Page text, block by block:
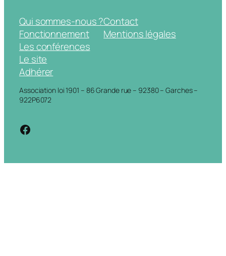
Qui sommes-nous ?
Fonctionnement
Les conférences
Le site
Adhérer
Contact
Mentions légales
Association loi 1901 – 86 Grande rue – 92380 – Garches –
922P6072
https://www.facebook.com/